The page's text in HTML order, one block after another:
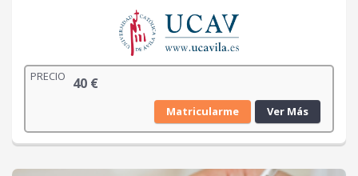
PRECIO 40 €
Matricularme Ver Más